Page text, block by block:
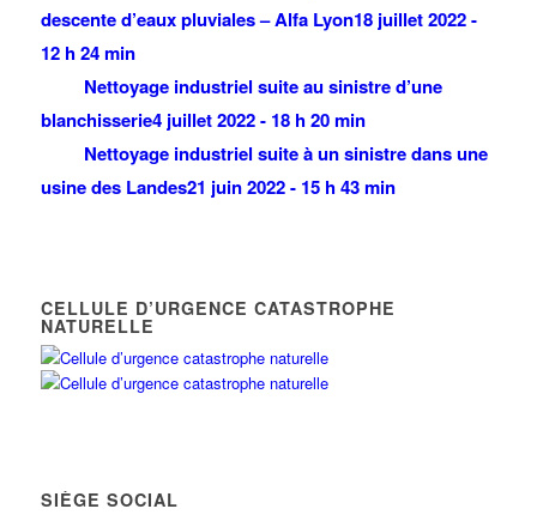
descente d’eaux pluviales – Alfa Lyon18 juillet 2022 -
12 h 24 min
Nettoyage industriel suite au sinistre d’une
blanchisserie4 juillet 2022 - 18 h 20 min
Nettoyage industriel suite à un sinistre dans une
usine des Landes21 juin 2022 - 15 h 43 min
CELLULE D’URGENCE CATASTROPHE
NATURELLE
SIÈGE SOCIAL